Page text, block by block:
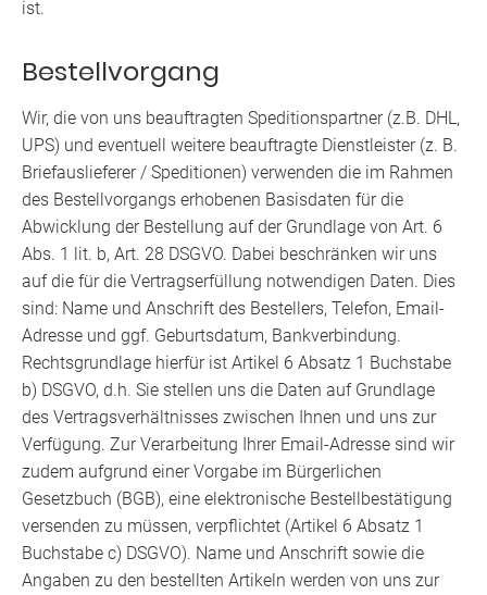
ist.
Bestellvorgang
Wir, die von uns beauftragten Speditionspartner (z.B. DHL,
UPS) und eventuell weitere beauftragte Dienstleister (z. B.
Briefauslieferer / Speditionen) verwenden die im Rahmen
des Bestellvorgangs erhobenen Basisdaten für die
Abwicklung der Bestellung auf der Grundlage von Art. 6
Abs. 1 lit. b, Art. 28 DSGVO. Dabei beschränken wir uns
auf die für die Vertragserfüllung notwendigen Daten. Dies
sind: Name und Anschrift des Bestellers, Telefon, Email-
Adresse und ggf. Geburtsdatum, Bankverbindung.
Rechtsgrundlage hierfür ist Artikel 6 Absatz 1 Buchstabe
b) DSGVO, d.h. Sie stellen uns die Daten auf Grundlage
des Vertragsverhältnisses zwischen Ihnen und uns zur
Verfügung. Zur Verarbeitung Ihrer Email-Adresse sind wir
zudem aufgrund einer Vorgabe im Bürgerlichen
Gesetzbuch (BGB), eine elektronische Bestellbestätigung
versenden zu müssen, verpflichtet (Artikel 6 Absatz 1
Buchstabe c) DSGVO). Name und Anschrift sowie die
Angaben zu den bestellten Artikeln werden von uns zur